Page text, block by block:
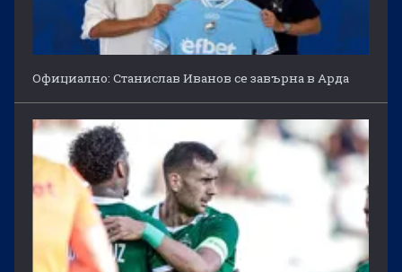
Официално: Станислав Иванов се завърна в Арда